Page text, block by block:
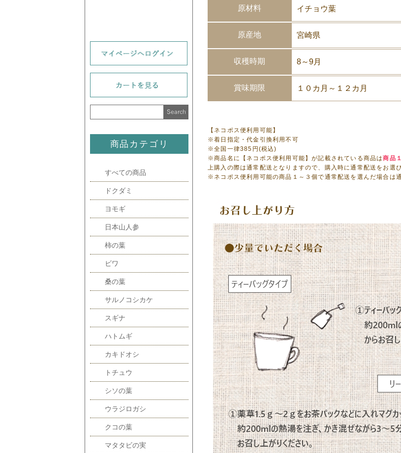
商品カテゴリ
すべての商品
ドクダミ
ヨモギ
日本山人参
柿の葉
ビワ
桑の葉
サルノコシカケ
スギナ
ハトムギ
カキドオシ
トチュウ
シソの葉
ウラジロガシ
クコの葉
マタタビの実
原材料 イチョウ葉
原産地 宮崎県
収穫時期 8～9月
賞味期限 １０カ月～１２カ月
【ネコポス便利用可能】
※着日指定・代金引換利用不可
※全国一律385円(税込)
※商品名に【ネコポス便利用可能】が記載されている商品は商品
上購入の際は通常配送となりますので、購入時に通常配送をお選
※ネコポス便利用可能の商品１～３個で通常配送を選んだ場合は